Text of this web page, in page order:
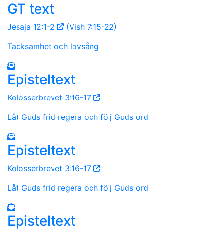
GT text
Jesaja 12:1-2
(Vish 7:15-22)
Tacksamhet och lovsång
Episteltext
Kolosserbrevet 3:16-17
Låt Guds frid regera och följ Guds ord
Episteltext
Kolosserbrevet 3:16-17
Låt Guds frid regera och följ Guds ord
Episteltext